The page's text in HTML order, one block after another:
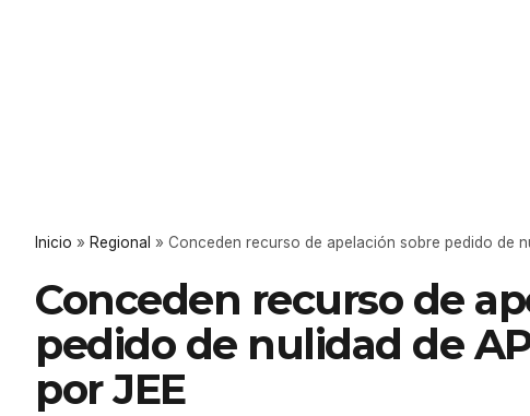
Inicio » Regional » Conceden recurso de apelación sobre pedido de
Conceden recurso de
pedido de nulidad de
por JEE